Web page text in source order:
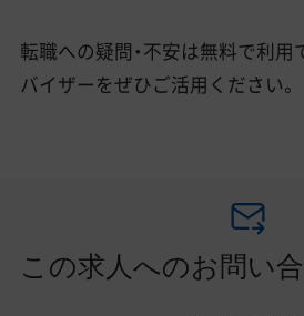
転職への疑問・不安は無料で利
バイザーをぜひご活用ください。
この求人へのお問い